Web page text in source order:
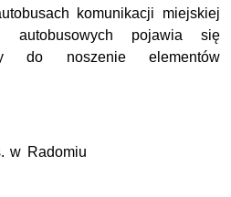
komunikacji miejskiej
autobusowych pojawia się
do noszenie elementów
w Radomiu